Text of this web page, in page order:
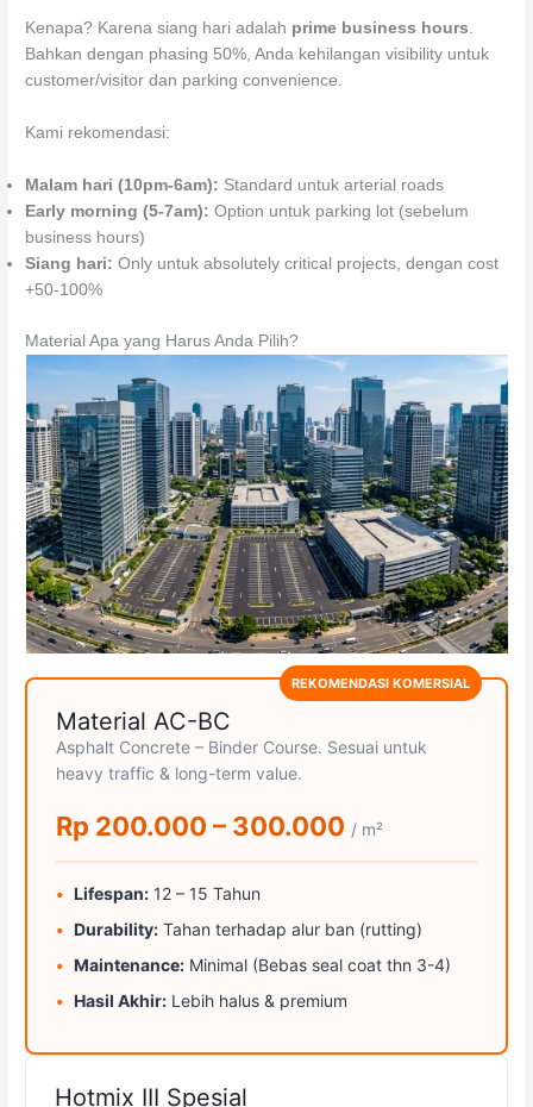
Kenapa? Karena siang hari adalah prime business hours.
Bahkan dengan phasing 50%, Anda kehilangan visibility untuk
customer/visitor dan parking convenience.
Kami rekomendasi:
Malam hari (10pm-6am): Standard untuk arterial roads
Early morning (5-7am): Option untuk parking lot (sebelum
business hours)
Siang hari: Only untuk absolutely critical projects, dengan cost
+50-100%
Material Apa yang Harus Anda Pilih?
REKOMENDASI KOMERSIAL
Material AC-BC
Asphalt Concrete – Binder Course. Sesuai untuk
heavy traffic & long-term value.
Rp 200.000 – 300.000 / m²
Lifespan: 12 – 15 Tahun
Durability: Tahan terhadap alur ban (rutting)
Maintenance: Minimal (Bebas seal coat thn 3-4)
Hasil Akhir: Lebih halus & premium
Hotmix III Spesial